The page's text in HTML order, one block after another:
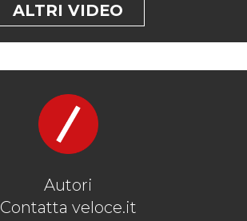
ALTRI VIDEO
Autori
Contatta veloce.it